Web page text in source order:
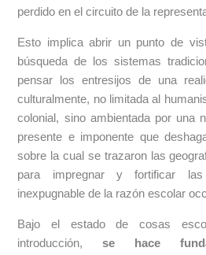
perdido en el circuito de la
Esto implica abrir un punto de
búsqueda de los sistemas
pensar los entresijos de una
culturalmente, no limitada al
colonial, sino ambientada por una
presente e imponente que
sobre la cual se trazaron las
para impregnar y fortificar
inexpugnable de la razón escolar
Bajo el estado de cosas
introducción,se hace